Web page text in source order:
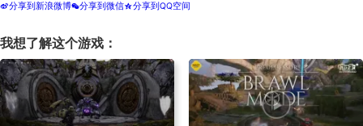
t分享到新浪微博w分享到微信z分享到QQ空间
我想了解这个游戏：